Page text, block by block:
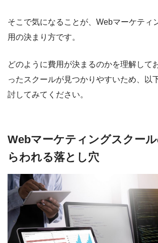
そこで気になることが、Webマーケティ
用の決まり方です。
どのように費用が決まるのかを理解して
ったスクールが見つかりやすいため、以
討してみてください。
Webマーケティングスクー
らわれる落とし穴